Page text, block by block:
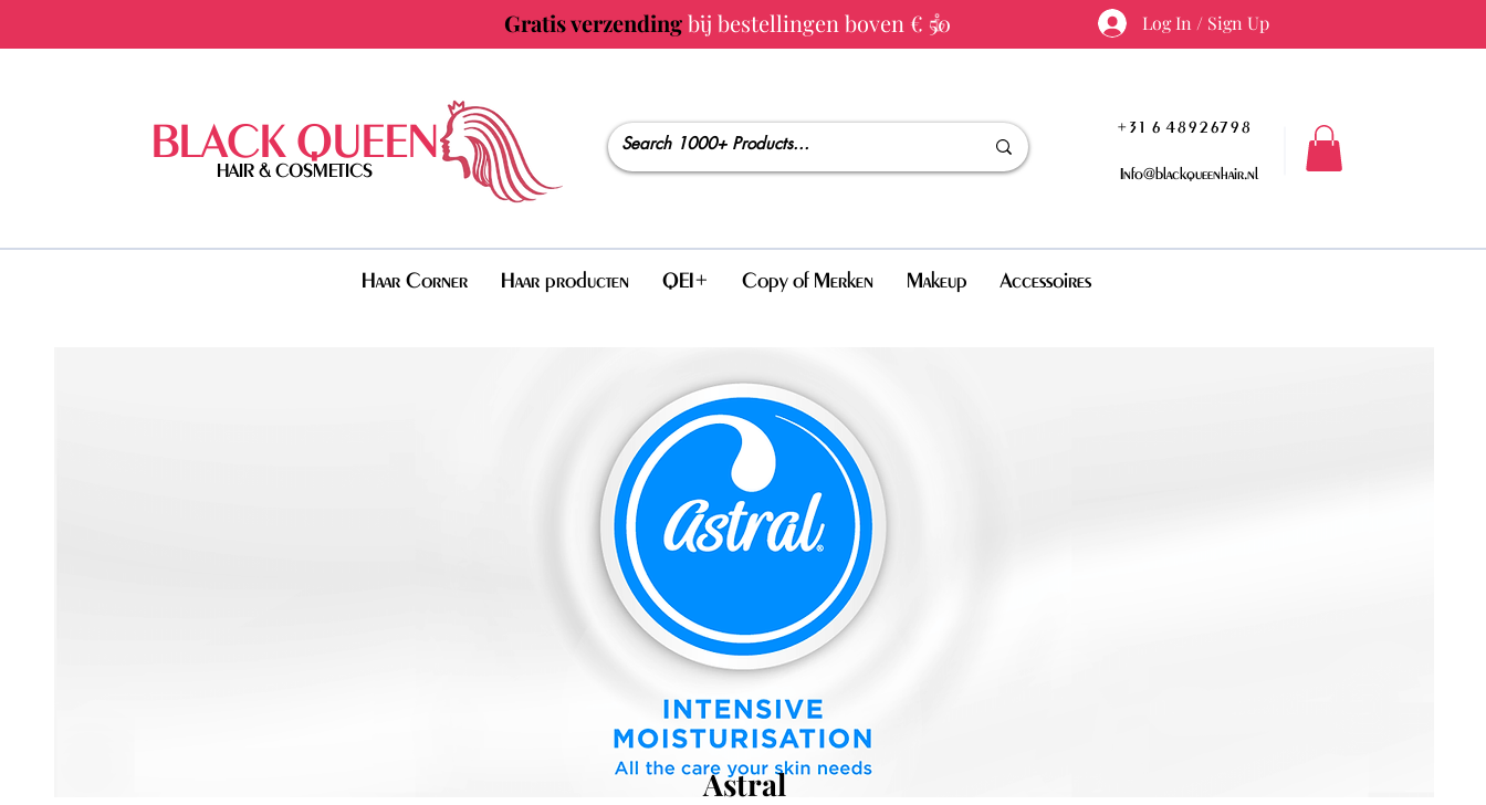
Gratis verzending bij bestellingen boven € 50 Log In / Sign Up
BLACK QUEEN
HAIR & COSMETICS
+31 6 48926798
Info@blackqueenhair.nl
Haar Corner Haar producten QEI+ Copy of Merken Makeup Accessoires
Astral